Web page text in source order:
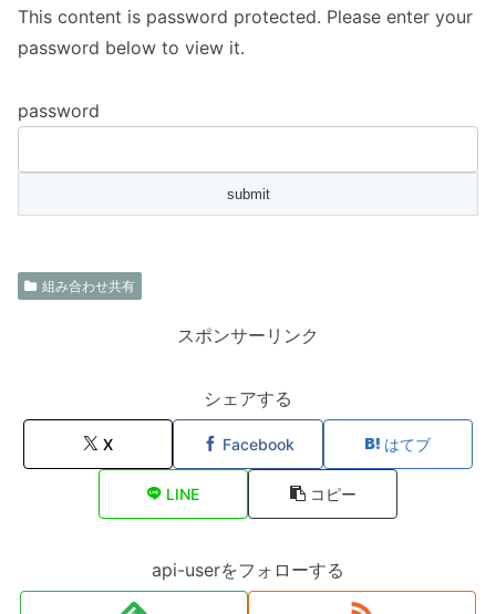
This content is password protected. Please enter your
password below to view it.
password
組み合わせ共有
スポンサーリンク
シェアする
X Facebook はてブ
LINE コピー
api-userをフォローする